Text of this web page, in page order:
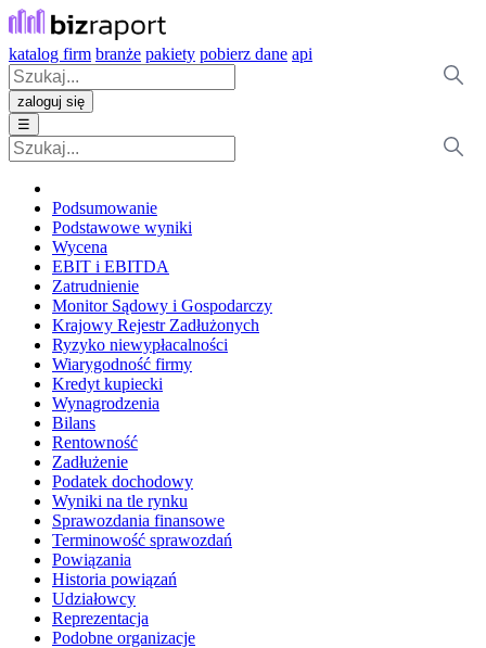
katalog firm branże pakiety pobierz dane api
zaloguj się
☰
Podsumowanie
Podstawowe wyniki
Wycena
EBIT i EBITDA
Zatrudnienie
Monitor Sądowy i Gospodarczy
Krajowy Rejestr Zadłużonych
Ryzyko niewypłacalności
Wiarygodność firmy
Kredyt kupiecki
Wynagrodzenia
Bilans
Rentowność
Zadłużenie
Podatek dochodowy
Wyniki na tle rynku
Sprawozdania finansowe
Terminowość sprawozdań
Powiązania
Historia powiązań
Udziałowcy
Reprezentacja
Podobne organizacje